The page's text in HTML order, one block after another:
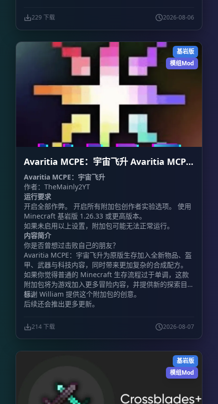
229 下载 2026-08-06
基岩版
模组Mod
Avaritia MCPE：宇宙飞升 Avaritia MCPE:
Cosmic Ascension
Avaritia MCPE：宇宙飞升
作者：TheMainly2YT
运行要求
开启全部作弊。 开启所有附加包创作者实验选项。 使用
Minecraft 基岩版 1.26.33 或更高版本。
如果未启用以上设置，附加包可能无法正常运行。
内容简介
你是否曾想过击败自己的朋友？
Avaritia MCPE：宇宙飞升为原版生存加入全新物品、盔
甲、武器与科技内容，同时带来更加复杂的合成配方。
如果你觉得普通的 Minecraft 生存流程过于单调，这款
附加包将为游戏加入更多冒险内容，并提供新的探索目
标。
感谢 William 提供这个附加包的创意。
后续还会推出更多更新。
214 下载 2026-08-07
基岩版
模组Mod